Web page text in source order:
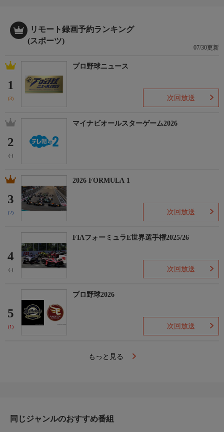
リモート録画予約ランキング
(スポーツ)
07/30更新
1
(3)
プロ野球ニュース
次回放送
2
(-)
マイナビオールスターゲーム2026
3
(2)
2026 FORMULA 1
次回放送
4
(-)
FIAフォーミュラE世界選手権2025/26
次回放送
5
(1)
プロ野球2026
次回放送
もっと見る
同じジャンルのおすすめ番組